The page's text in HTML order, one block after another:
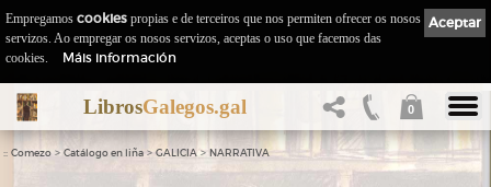
LibrosGalegos.gal 0
:: Comezo > Catálogo en liña > GALICIA> NARRATIVA
Aceptar
Empregamos cookies propias e de terceiros que nos permiten ofrecer os nosos
servizos. Ao empregar os nosos servizos, aceptas o uso que facemos das
cookies.
Máis información